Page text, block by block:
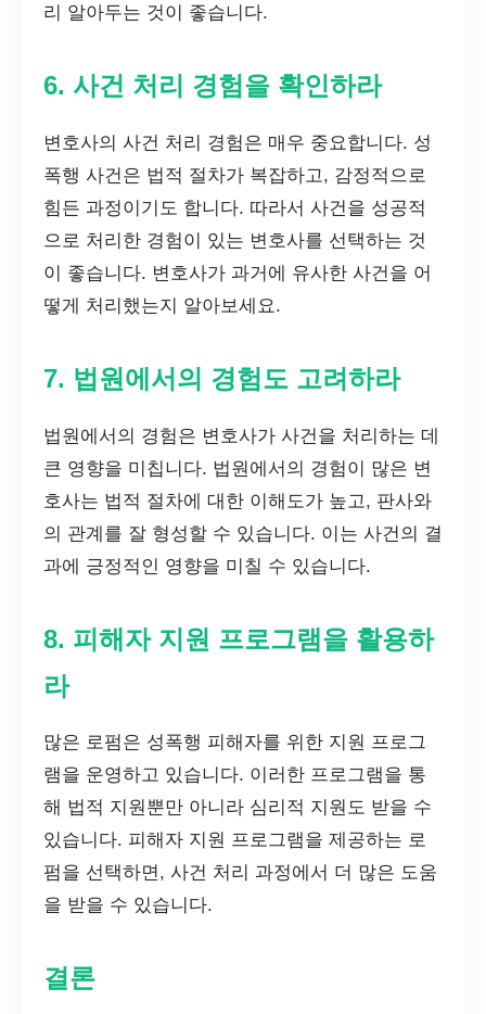
리 알아두는 것이 좋습니다.
6. 사건 처리 경험을 확인하라
변호사의 사건 처리 경험은 매우 중요합니다. 성
폭행 사건은 법적 절차가 복잡하고, 감정적으로
힘든 과정이기도 합니다. 따라서 사건을 성공적
으로 처리한 경험이 있는 변호사를 선택하는 것
이 좋습니다. 변호사가 과거에 유사한 사건을 어
떻게 처리했는지 알아보세요.
7. 법원에서의 경험도 고려하라
법원에서의 경험은 변호사가 사건을 처리하는 데
큰 영향을 미칩니다. 법원에서의 경험이 많은 변
호사는 법적 절차에 대한 이해도가 높고, 판사와
의 관계를 잘 형성할 수 있습니다. 이는 사건의 결
과에 긍정적인 영향을 미칠 수 있습니다.
8. 피해자 지원 프로그램을 활용하
라
많은 로펌은 성폭행 피해자를 위한 지원 프로그
램을 운영하고 있습니다. 이러한 프로그램을 통
해 법적 지원뿐만 아니라 심리적 지원도 받을 수
있습니다. 피해자 지원 프로그램을 제공하는 로
펌을 선택하면, 사건 처리 과정에서 더 많은 도움
을 받을 수 있습니다.
결론